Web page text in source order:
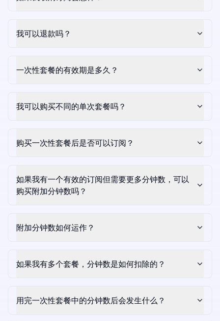
我可以退款吗？
一次性套餐的有效期是多久？
我可以购买不同的单次套餐吗？
购买一次性套餐后是否可以订阅？
如果我有一个有效的订阅但需要更多分钟数，可以
购买附加分钟数吗？
附加分钟数如何运作？
如果我有多个套餐，分钟数是如何扣除的？
用完一次性套餐中的分钟数后会发生什么？